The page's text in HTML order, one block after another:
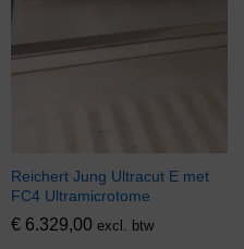
Reichert Jung Ultracut E met
FC4 Ultramicrotome
€ 6.329,00 excl. btw